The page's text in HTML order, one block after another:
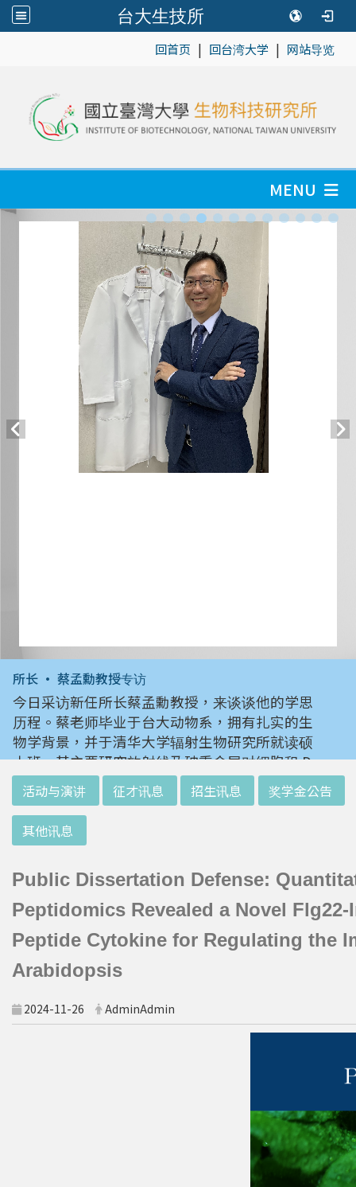
台大生技所
回首页 | 回台湾大学 | 网站导览
MENU
所长 • 蔡孟勳教授专访
今日采访新任所长蔡孟勳教授，来谈谈他的学思
历程。蔡老师毕业于台大动物系，拥有扎实的生
物学背景，并于清华大学辐射生物研究所就读硕
士班。其主要研究放射线及砷重金属对细胞和 D
NA 的伤害及细胞表型的改变。就读阳明大学博
士班时，选定研究长期暴露于低剂量辐射钢筋下
对人体的影响，并比较其他国家高剂量暴露下的
不同影响。在美国国家卫生研究院从事博士后研
金属以及辐射线等对肿瘤细胞的影响，同时有效
率分析以及整合生物芯片所产出之大数据。蔡老
师于1996年回到台湾大学任教后，继续以生物
芯片搭配生物资讯等为工具，开发专一性生物指
标，应用于精准农业以及侦测癌细胞转移或复发
等在精准医疗上的应用。同时，蔡老师运用次世
代定序了解台湾乳癌病患中基因体中的变异以及
演化，试图了解癌症复发机制。同时透过次世代
活动与演讲 征才讯息 招生讯息 奖学金公告
其他讯息
Public Dissertation Defense:
Peptidomics Revealed a Novel
Peptide Cytokine for Regulating the
Arabidopsis
2024-11-26 AdminAdmin